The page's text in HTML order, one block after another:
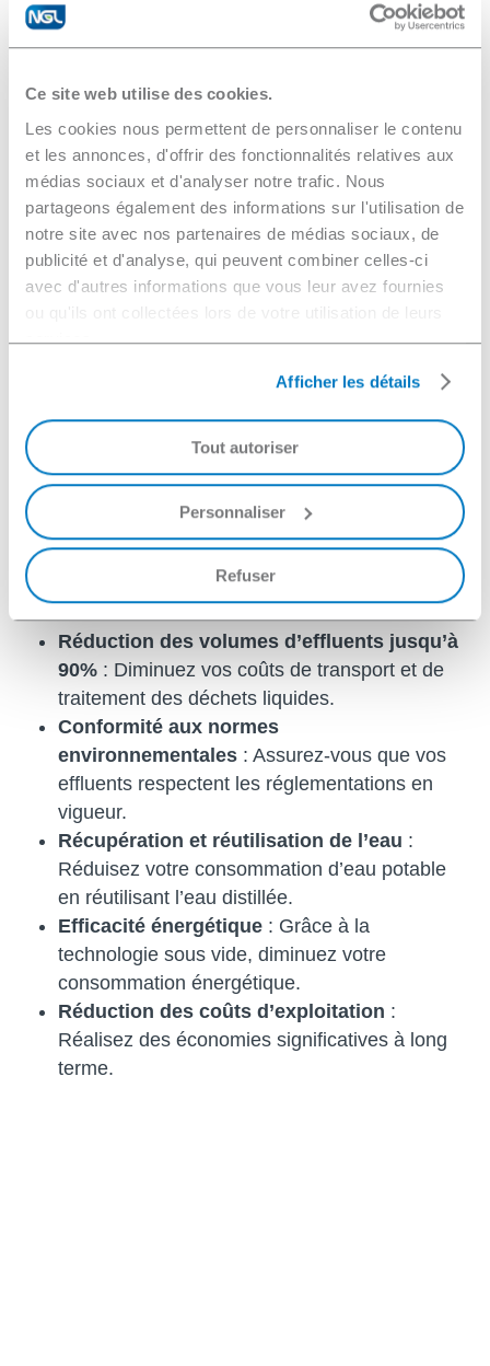
Ce site web utilise des cookies.
Les cookies nous permettent de personnaliser le contenu
et les annonces, d'offrir des fonctionnalités relatives aux
médias sociaux et d'analyser notre trafic. Nous
partageons également des informations sur l'utilisation de
notre site avec nos partenaires de médias sociaux, de
publicité et d'analyse, qui peuvent combiner celles-ci
avec d'autres informations que vous leur avez fournies
ou qu'ils ont collectées lors de votre utilisation de leurs
services.
Afficher les détails
Tout autoriser
Personnaliser
Refuser
Quel est le volume d’effluents
généré par votre activité ?
Le volume d’effluents varie en fonction de
l’industrie et des procédés utilisés. Il peut aller de
quelques centaines de litres par jour pour des
cubes pour des sites industriels de grande
mettre en place la solution de traitement la plus
Quels types de polluants sont
présents dans vos eaux usées ?
polluants, notamment des métaux lourds (plomb,
Une analyse de la composition chimique est
essentielle pour déterminer le traitement le plus
Souhaitez-vous réutiliser l’eau
distillée ou réduire les coûts de
transport des déchets ?
entreprise. La réutilisation de l’eau distillée permet
de réduire la consommation d’eau et d’améliorer
l’empreinte environnementale. En parallèle, la
considérablement les coûts de transport et
d’élimination. Une solution d’évapo-concentration
peut répondre à ces deux besoins.
Grâce à nos évapoconcentrateurs
Réduction des volumes d’effluents jusqu’à
90%: Diminuez vos coûts de transport et de
traitement des déchets liquides.
Conformité aux normes
environnementales: Assurez-vous que vos
effluents respectent les réglementations en
vigueur.
Récupération et réutilisation de l’eau :
Réduisez votre consommation d’eau potable
en réutilisant l’eau distillée.
Efficacité énergétique: Grâce à la
technologie sous vide, diminuez votre
consommation énergétique.
Réduction des coûts d’exploitation :
Réalisez des économies significatives à long
terme.